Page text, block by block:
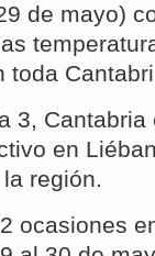
de mayo)
toda
3,
en
región.
ocasiones